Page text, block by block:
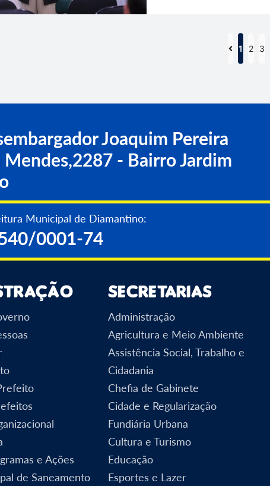
1 2 3
Joaquim Pereira
Mendes,2287 - Bairro Jardim
Municipal de Diamantino:
0001-74
e Ações
de Saneamento
Secretarias
Administração
Agricultura e Meio Ambiente
Assistência Social, Trabalho e
Cidadania
Chefia de Gabinete
Cidade e Regularização
Fundiária Urbana
Cultura e Turismo
Educação
Esportes e Lazer